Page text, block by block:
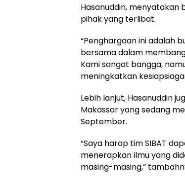
Hasanuddin, menyatakan
pihak yang terlibat.
“Penghargaan ini adalah
bersama dalam
Kami sangat bangga,
meningkatkan
Lebih lanjut, Hasanuddin
Makassar yang sedang
September.
“Saya harap tim SIBAT
menerapkan ilmu yang
masing-masing,”